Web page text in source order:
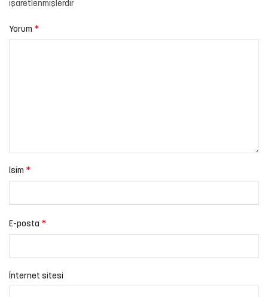
işaretlenmişlerdir
Yorum *
İsim *
E-posta *
İnternet sitesi